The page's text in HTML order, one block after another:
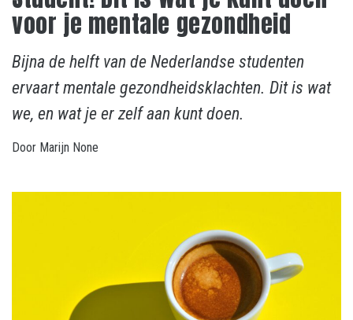
voor je mentale gezondheid
Bijna de helft van de Nederlandse studenten
ervaart mentale gezondheidsklachten. Dit is wat
we, en wat je er zelf aan kunt doen.
Door Marijn None